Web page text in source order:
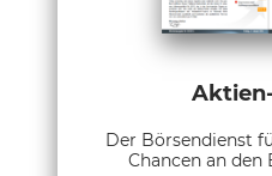
Der Börsendienst
Chancen an den